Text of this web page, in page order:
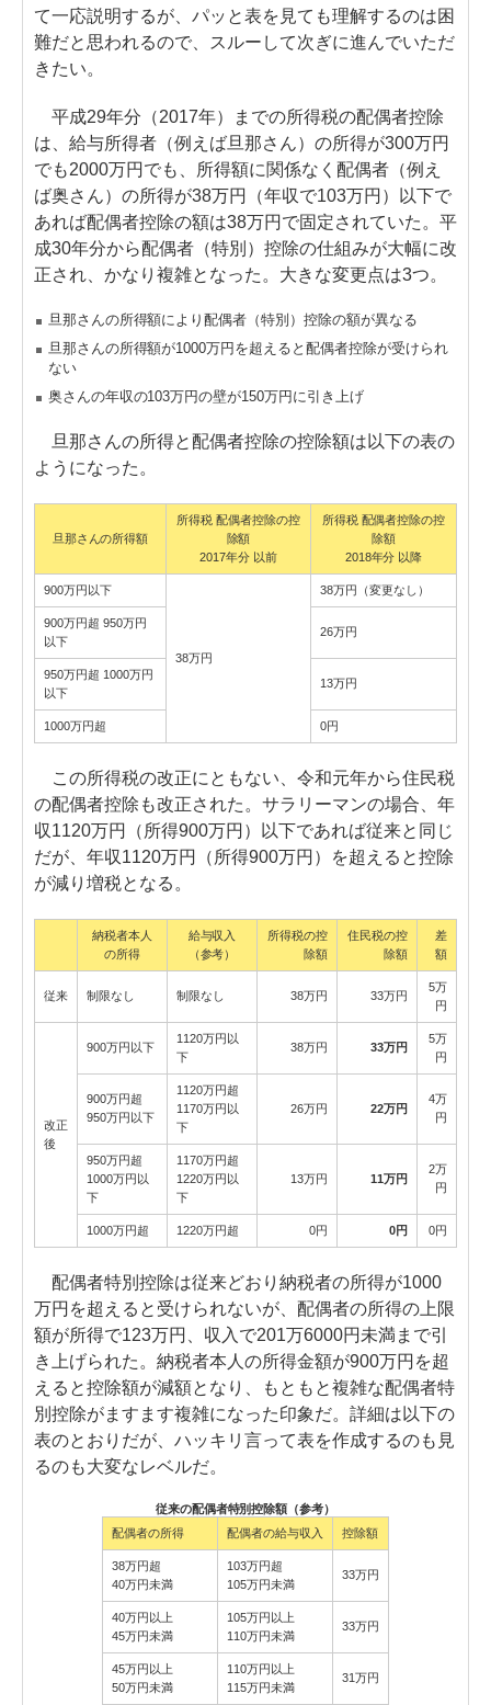
て一応説明するが、パッと表を見ても理解するのは困
難だと思われるので、スルーして次ぎに進んでいただ
きたい。
平成29年分（2017年）までの所得税の配偶者控除
は、給与所得者（例えば旦那さん）の所得が300万円
でも2000万円でも、所得額に関係なく配偶者（例え
ば奥さん）の所得が38万円（年収で103万円）以下で
あれば配偶者控除の額は38万円で固定されていた。平
成30年分から配偶者（特別）控除の仕組みが大幅に改
正され、かなり複雑となった。大きな変更点は3つ。
旦那さんの所得額により配偶者（特別）控除の額が異なる
旦那さんの所得額が1000万円を超えると配偶者控除が受けられ
ない
奥さんの年収の103万円の壁が150万円に引き上げ
旦那さんの所得と配偶者控除の控除額は以下の表の
ようになった。
旦那さんの所得額
所得税 配偶者控除の控
除額
2017年分 以前
所得税 配偶者控除の控
除額
2018年分 以降
900万円以下
38万円
38万円（変更なし）
900万円超 950万円
以下
26万円
950万円超 1000万円
以下
13万円
1000万円超 0円
この所得税の改正にともない、令和元年から住民税
の配偶者控除も改正された。サラリーマンの場合、年
収1120万円（所得900万円）以下であれば従来と同じ
だが、年収1120万円（所得900万円）を超えると控除
が減り増税となる。
納税者本人
の所得
給与収入
（参考）
所得税の控
除額
住民税の控
除額
差
額
従来 制限なし 制限なし 38万円 33万円
5万
円
改正
後
900万円以下
1120万円以
下
38万円 33万円
5万
円
900万円超
950万円以下
1120万円超
1170万円以
下
26万円 22万円
4万
円
950万円超
1000万円以
下
1170万円超
1220万円以
下
13万円 11万円
2万
円
1000万円超 1220万円超 0円 0円 0円
配偶者特別控除は従来どおり納税者の所得が1000
万円を超えると受けられないが、配偶者の所得の上限
額が所得で123万円、収入で201万6000円未満まで引
き上げられた。納税者本人の所得金額が900万円を超
えると控除額が減額となり、もともと複雑な配偶者特
別控除がますます複雑になった印象だ。詳細は以下の
表のとおりだが、ハッキリ言って表を作成するのも見
るのも大変なレベルだ。
従来の配偶者特別控除額（参考）
配偶者の所得
配偶者の給与収入 控除額
38万円超
40万円未満
103万円超
105万円未満
33万円
40万円以上
45万円未満
105万円以上
110万円未満
33万円
45万円以上
50万円未満
110万円以上
115万円未満
31万円